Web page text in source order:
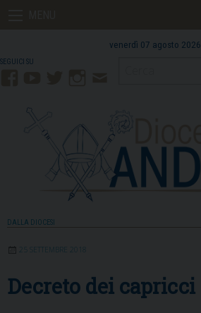
venerdì 07 agosto 2026
Mail
DALLA DIOCESI
25 SETTEMBRE 2018
Decreto dei capricci